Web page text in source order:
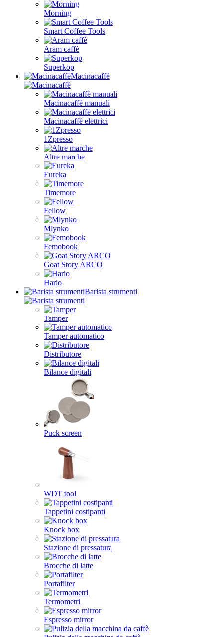
Morning
Smart Coffee Tools
Aram caffè
Superkop
Macinacaffè
Macinacaffè manuali
Macinacaffè elettrici
1Zpresso
Altre marche
Eureka
Timemore
Fellow
Mlynko
Femobook
Goat Story ARCO
Hario
Barista strumenti
Tamper
Tamper automatico
Distributore
Bilance digitali
Puck screen
WDT tool
Tappetini costipanti
Knock box
Stazione di pressatura
Brocche di latte
Portafilter
Termometri
Espresso mirror